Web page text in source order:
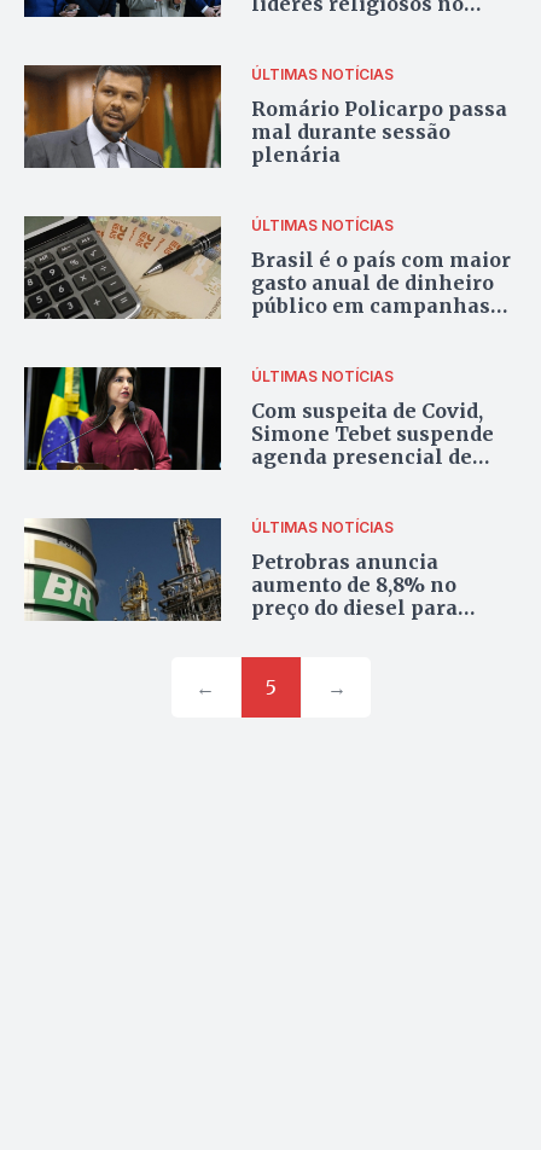
ÚLTIMAS NOTÍCIAS
Romário Policarpo passa
mal durante sessão
plenária
ÚLTIMAS NOTÍCIAS
Brasil é o país com maior
gasto anual de dinheiro
público em campanhas
ÚLTIMAS NOTÍCIAS
Com suspeita de Covid,
Simone Tebet suspende
agenda presencial de
ÚLTIMAS NOTÍCIAS
Petrobras anuncia
aumento de 8,8% no
preço do diesel para
← 5 →